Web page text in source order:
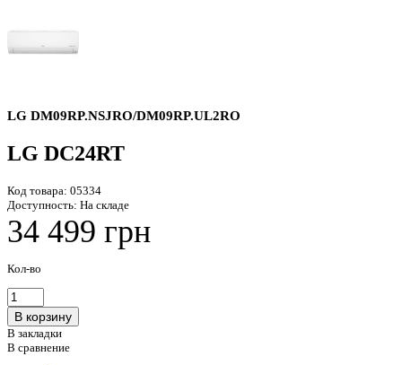
LG DM09RP.NSJRO/DM09RP.UL2RO
LG DC24RT
Код товара: 05334
Доступность: На складе
34 499 грн
Кол-во
В закладки
В сравнение